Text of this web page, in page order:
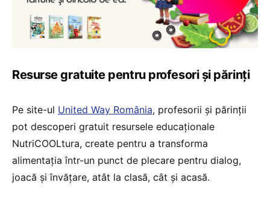
Resurse gratuite pentru profesori și părinți
Pe site-ul United Way România, profesorii și părinții
pot descoperi gratuit resursele educaționale
NutriCOOLtura, create pentru a transforma
alimentația într-un punct de plecare pentru dialog,
joacă și învățare, atât la clasă, cât și acasă.